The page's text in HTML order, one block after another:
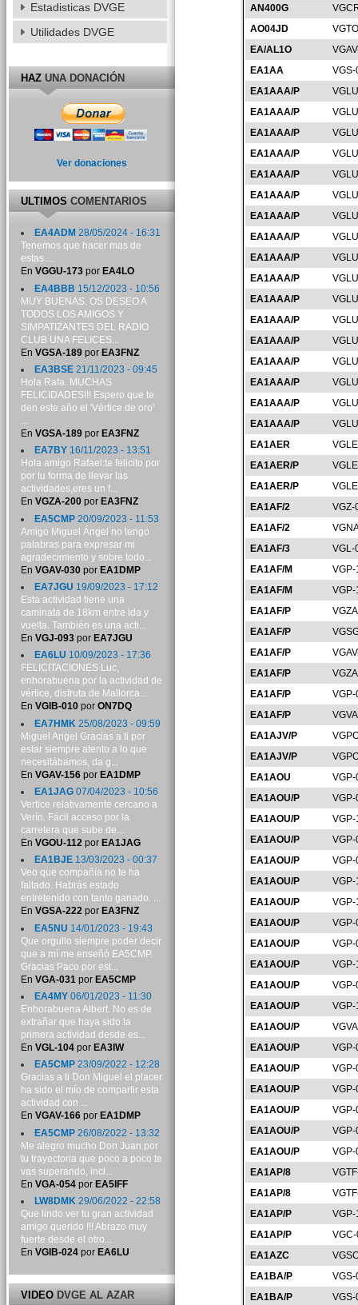
AN400G
AO04JD
EA/AL1O
EA1AA
EA1AAA/P
EA1AAA/P
EA1AAA/P
EA1AAA/P
EA1AAA/P
EA1AAA/P
EA1AAA/P
EA1AAA/P
EA1AAA/P
EA1AAA/P
EA1AAA/P
EA1AAA/P
EA1AAA/P
EA1AAA/P
EA1AAA/P
EA1AAA/P
EA1AAA/P
EA1AER
EA1AER/P
EA1AER/P
EA1AF/2
VGZ-
EA1AF/2
EA1AF/3
VGL-
EA1AF/M
EA1AF/M
EA1AF/P
EA1AF/P
EA1AF/P
EA1AF/P
EA1AF/P
EA1AF/P
EA1AJV/P
EA1AJV/P
EA1AOU
EA1AOU/P
EA1AOU/P
EA1AOU/P
EA1AOU/P
EA1AOU/P
EA1AOU/P
EA1AOU/P
EA1AOU/P
EA1AOU/P
EA1AOU/P
EA1AOU/P
EA1AOU/P
EA1AOU/P
VGP-
EA1AOU/P
EA1AOU/P
EA1AOU/P
EA1AOU/P
EA1AOU/P
EA1AP/8
EA1AP/8
EA1AP/P
EA1AP/P
EA1AZC
EA1BA/P
EA1BA/P
Estadisticas DVGE
Utilidades DVGE
HAZUNA DONACIÓN
Ver donaciones
ULTIMOSCOMENTARIOS
EA4ADM 28/05/2024 - 16:31
Tenemos que hacer mas de
estas....
En VGGU-173por EA4LO
EA4BBB 15/12/2023 - 10:56
MUY BUENAS. OS DESEO A
TODOS LOS AMIGOS Y
SIMPATIZANTES DEL RADIO
CLUB UNA FELICES...
En VGSA-189por EA3FNZ
EA3BSE21/11/2023 - 09:45
Hola Rafa. MUCHAS
FELICIDADES!!! Espero que te
den este año el 'Vértice de oro'
...
En VGSA-189por EA3FNZ
EA7BY16/11/2023 - 13:51
Hola amigo Rafael:te felicito por
por tu forma de llevar las
actividades,eres un f...
En VGZA-200por EA3FNZ
EA5CMP20/09/2023 - 11:53
Amigo Miguel Ángel no tengo
palabras para expresar mi
agradecimiento y sobre todo...
En VGAV-030por EA1DMP
EA7JGU 19/09/2023 - 17:12
Esta actividad tiene una
caminata de 18km entre ida y
vuelta. También es una acti...
En VGJ-093por EA7JGU
EA6LU 10/09/2023 - 17:36
FELICITACIONES Luc,
enhorabuena por la actividad de
vértice, disfruta de Mallorca...
En VGIB-010por ON7DQ
EA7HMK 25/08/2023 - 09:59
Miguel Angel Gracias a ti por
estar siempre atento a lo que
necesitábamos, da g...
En VGAV-156por EA1DMP
EA1JAG07/04/2023 - 10:56
Vertice relativamente cercano a
Verín. Fácil acceso por la
carretera que sube de...
En VGOU-112por EA1JAG
EA1BJE13/03/2023 - 00:37
Veo que compañía no te ha
faltado. Habrás estado
entretenido con tanto ganado. ...
En VGSA-222por EA3FNZ
EA5NU 14/01/2023 - 19:43
Que orgullo siempre poder decir
que a mí me enseñó EA5CMP.
Gracias Paco por est...
En VGA-031 por EA5CMP
EA4MY06/01/2023 - 11:30
Enhorabuena Albert. No es de
extrañar que haya sido la
primera actividad desde es...
En VGL-104por EA3IW
EA5CMP23/09/2022 - 12:28
Gracias a ti Don Miguel el placer
ha sido el mío de compartir esta
actividad con ...
En VGAV-166por EA1DMP
EA5CMP26/08/2022 - 13:32
Me alegro mucho Don Juan por
tu trayectoria que poco a poco te
vas superando, incl...
En VGA-054por EA5IFF
LW8DMK29/06/2022 - 22:58
Que lindo ver tu gran actividad
amigo querido !!! Abrazo muy
fuerte desde el otro...
En VGIB-024por EA6LU
VIDEODVGE AL AZAR